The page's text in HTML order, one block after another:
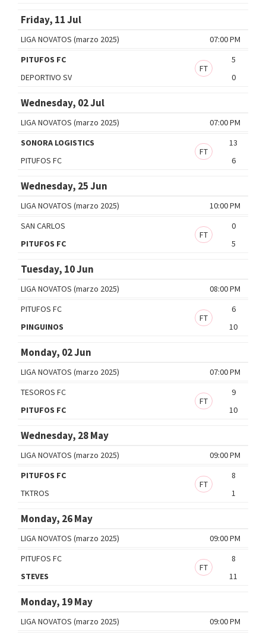
Friday, 11 Jul
07:00 PM
LIGA NOVATOS (marzo 2025)
PITUFOS FC
5
FT
DEPORTIVO SV
0
Wednesday, 02 Jul
07:00 PM
LIGA NOVATOS (marzo 2025)
SONORA LOGISTICS
13
FT
PITUFOS FC
6
Wednesday, 25 Jun
10:00 PM
LIGA NOVATOS (marzo 2025)
SAN CARLOS
0
FT
PITUFOS FC
5
Tuesday, 10 Jun
08:00 PM
LIGA NOVATOS (marzo 2025)
PITUFOS FC
6
FT
PINGUINOS
10
Monday, 02 Jun
07:00 PM
LIGA NOVATOS (marzo 2025)
TESOROS FC
9
FT
PITUFOS FC
10
Wednesday, 28 May
09:00 PM
LIGA NOVATOS (marzo 2025)
PITUFOS FC
8
FT
TKTROS
1
Monday, 26 May
09:00 PM
LIGA NOVATOS (marzo 2025)
PITUFOS FC
8
FT
STEVES
11
Monday, 19 May
09:00 PM
LIGA NOVATOS (marzo 2025)